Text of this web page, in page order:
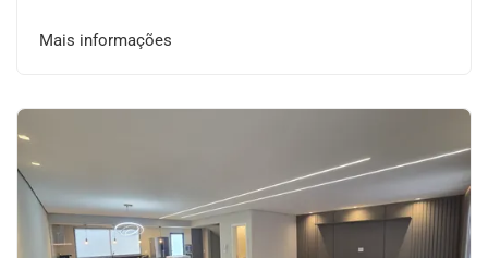
Mais informações